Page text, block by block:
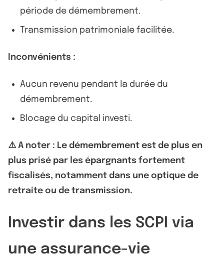
période de démembrement.
Transmission patrimoniale facilitée.
Inconvénients :
Aucun revenu pendant la durée du
démembrement.
Blocage du capital investi.
⚠️ A noter : Le démembrement est de plus en
plus prisé par les épargnants fortement
fiscalisés, notamment dans une optique de
retraite ou de transmission.
Investir dans les SCPI via
une assurance-vie